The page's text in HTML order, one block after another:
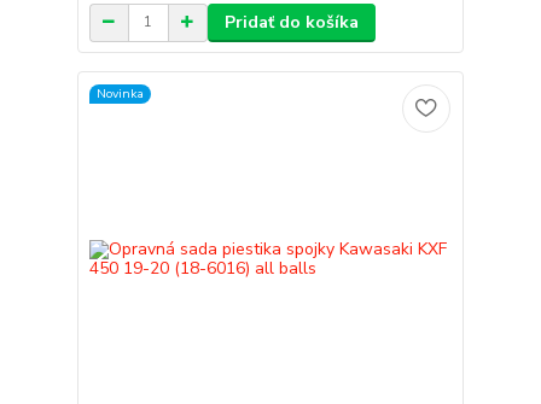
Pridať do košíka
Novinka